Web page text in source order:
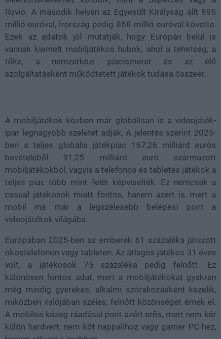
Rovio. A második helyen az Egyesült Királyság állt 895
millió euróval, Írország pedig 868 millió euróval követte.
Ezek az adatok jól mutatják, hogy Európán belül is
vannak kiemelt mobiljátékos hubok, ahol a tehetség, a
tőke, a nemzetközi piacismeret és az élő
szolgáltatásként működtetett játékok tudása összeér.
A mobiljátékok közben már globálisan is a videojáték-
ipar legnagyobb szeletét adják. A jelentés szerint 2025-
ben a teljes globális játékpiac 167,26 milliárd eurós
bevételéből 91,25 milliárd euró származott
mobiljátékokból, vagyis a telefonos és tabletes játékok a
teljes piac több mint felét képviselték. Ez nemcsak a
casual játékosok miatt fontos, hanem azért is, mert a
mobil ma már a legszélesebb belépési pont a
videojátékok világába.
Európában 2025-ben az emberek 61 százaléka játszott
okostelefonon vagy tableten. Az átlagos játékos 31 éves
volt, a játékosok 75 százaléka pedig felnőtt. Ez
különösen fontos adat, mert a mobiljátékokat gyakran
még mindig gyerekes, alkalmi szórakozásként kezelik,
miközben valójában széles, felnőtt közönséget érnek el.
A mobilos közeg ráadásul pont azért erős, mert nem kér
külön hardvert, nem köt nappalihoz vagy gamer PC-hez,